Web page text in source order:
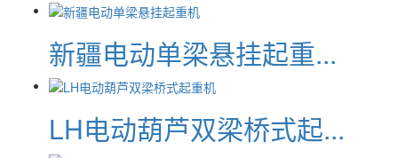
新疆电动单梁悬挂起重...
LH电动葫芦双梁桥式起...